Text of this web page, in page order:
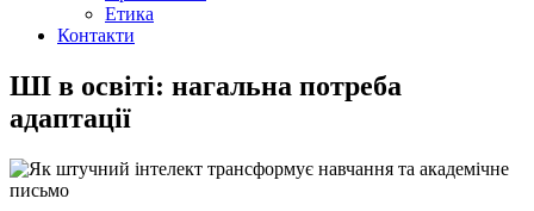
Етика
Контакти
ШІ в освіті: нагальна потреба
адаптації